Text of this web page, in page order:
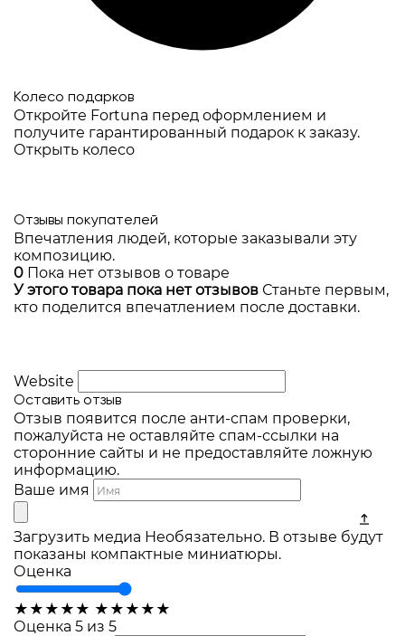
Колесо подарков
Откройте Fortuna перед оформлением и
получите гарантированный подарок к заказу.
Открыть колесо
Отзывы покупателей
Впечатления людей, которые заказывали эту
композицию.
0 Пока нет отзывов о товаре
У этого товара пока нет отзывов Станьте первым,
кто поделится впечатлением после доставки.
Website
Оставить отзыв
Отзыв появится после анти-спам проверки,
пожалуйста не оставляйте спам-ссылки на
сторонние сайты и не предоставляйте ложную
информацию.
Ваше имя
Загрузить медиа Необязательно. В отзыве будут
показаны компактные миниатюры.
Оценка
★ ★ ★ ★ ★ ★ ★ ★ ★ ★
Оценка 5 из 5